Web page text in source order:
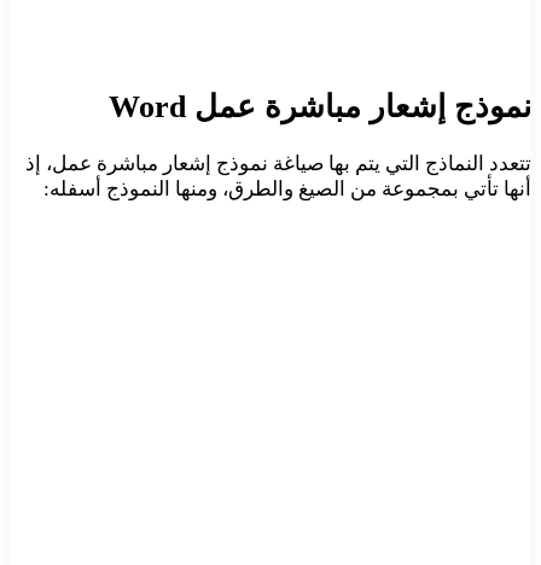
نموذج إشعار مباشرة عمل Word
تتعدد النماذج التي يتم بها صياغة نموذج إشعار مباشرة عمل، إذ
أنها تأتي بمجموعة من الصيغ والطرق، ومنها النموذج أسفله: